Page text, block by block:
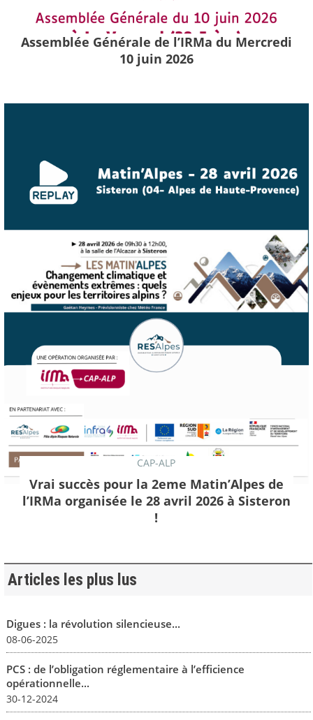
Assemblée Générale de l’IRMa du Mercredi
10 juin 2026
CAP-ALP
Vrai succès pour la 2eme Matin’Alpes de
l’IRMa organisée le 28 avril 2026 à Sisteron
!
Articles les plus lus
Digues : la révolution silencieuse...
08-06-2025
PCS : de l’obligation réglementaire à l’efficience
opérationnelle...
30-12-2024